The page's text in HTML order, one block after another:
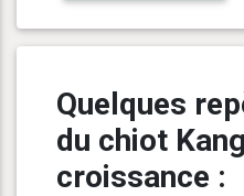
Quelques
du chiot
croissance :